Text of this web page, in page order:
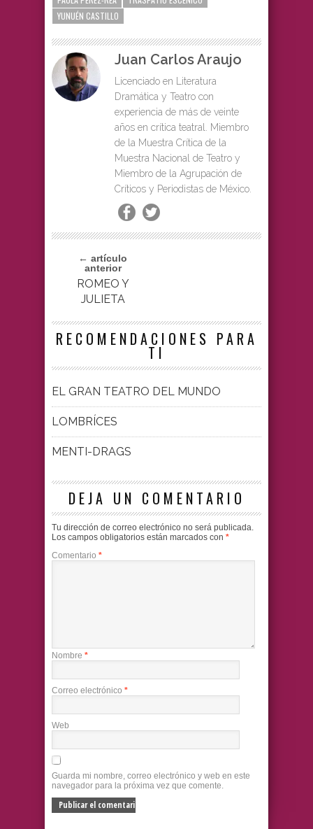
YUNUÉN CASTILLO
Juan Carlos Araujo
Licenciado en Literatura
Dramática y Teatro con
experiencia de más de veinte
años en crítica teatral. Miembro
de la Muestra Crítica de la
Muestra Nacional de Teatro y
Miembro de la Agrupación de
Críticos y Periodistas de México.
← artículo
anterior
ROMEO Y
JULIETA
RECOMENDACIONES PARA
TI
EL GRAN TEATRO DEL MUNDO
LOMBRÍCES
MENTI-DRAGS
DEJA UN COMENTARIO
Tu dirección de correo electrónico no será publicada.
Los campos obligatorios están marcados con *
Comentario *
Nombre *
Correo electrónico *
Web
Guarda mi nombre, correo electrónico y web en este
navegador para la próxima vez que comente.